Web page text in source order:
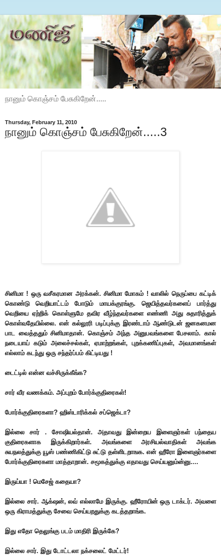
நானும் கொஞ்சம் பேசுகிறேன்.....
Thursday, February 11, 2010
நானும் கொஞ்சம் பேசுகிறேன்.....3
சினிமா ! ஒரு வசீகரமான அரக்கன். சினிமா மோகம் ! வாலில் நெருப்பை கட்டிக்
கொண்டு வெறியாட்டம் போடும் மாயக்குரங்கு. ஜெயித்தவர்களைப் பார்த்து
வெறியை ஏற்றிக் கொள்ளுமே தவிர வீழ்ந்தவர்களை எண்ணி அது சுதாரித்துக்
கொள்வதேயில்லை.என் கல்லூரி படிப்புக்கு இரண்டாம் ஆண்டுடன் ஜனகனமன
பாட வைத்ததும் சினிமாதான். கொஞ்சம் அந்த அனுபவங்களை பேசலாம். கால்
நடையாய் கடும் அலைச்சல்கள், ஏமாற்றங்கள், புறக்கணிப்புகள், அவமானங்கள்
எல்லாம் கடந்து ஒரு சந்தர்ப்பம் கிட்டியது !
டைட்டில் என்ன வச்சிருக்கீங்க?
சார் வீர வணக்கம். அப்புறம் போர்க்குதிரைகள்!
போர்க்குதிரைகளா? ஹிஸ்டாரிக்கல் சப்ஜெக்டா?
இல்லை சார் . சோஷியல்தான். அதாவது இன்றைய இளைஞர்கள் பந்தைய
குதிரைகளாக இருக்கிறார்கள். அவங்களை அரசியல்வாதிகள் அவங்க
சுயநலத்துக்கு யூஸ் பண்ணிகிட்டு சுட்டு தள்ளிடறாஙக. என் ஹீரோ இளைஞர்களை
போர்க்குதிரைகளா மாத்தாறான். சமூகத்துக்கு எதாவது செய்யனும்ன்னு....
இருய்யா ! மெசேஜ் கதையா?
இல்லை சார். ஆக்‌ஷன், லவ் எல்லாமே இருக்கு. ஹீரோயின் ஒரு டாக்டர். அவளை
ஒரு கிராமத்துக்கு சேவை செய்யறதுக்கு கடத்தறாங்க.
இது எதோ தெலுங்கு படம் மாதிரி இருக்கே?
இல்லை சார். இது டோட்டலா நக்சலைட் மேட்டர்!